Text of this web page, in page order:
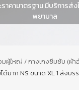
คามาตรฐาน มีบริการส่
พยาบาล
มผู้ใหญ่ / กางเกงซึมซับ (ผ้
ด้มาก NS ขนาด XL 1 ลังบ